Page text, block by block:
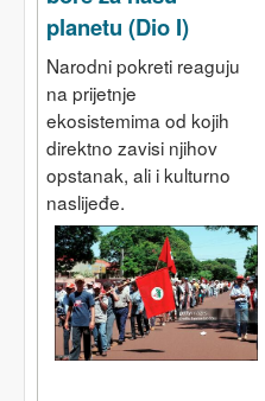
planetu (Dio I)
Narodni pokreti reaguju
na prijetnje
ekosistemima od kojih
direktno zavisi njihov
opstanak, ali i kulturno
naslijeđe.